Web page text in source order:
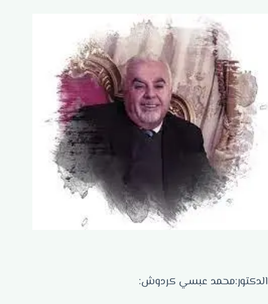
الدكتور:محمد عبسي كردوش: